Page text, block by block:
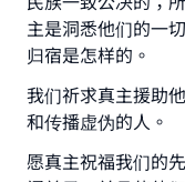
主是洞悉他们的一
归宿是怎样的。
我们祈求真主援助
和传播虚伪的人。
愿真主祝福我们的